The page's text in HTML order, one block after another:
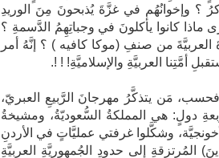
؟ وإخوانُهُم في غزَّةَ يُذبحونَ مِنَ الوريدِ
ماذا كانوا يأكلونَ في وجباتِهِمُ الدَّسمةِ ؟
العربيَّةَ من صنفِ (موكا كافيه ) ؟ إنَّهُ أمر
أمَّتِنا العربيَّةِ والإسلاميَّةِ! ! !.
فحسب، مَن يتذكَّرُ مهرجانَ الرَّبيعِ العبريّ،
دولٍ: هي المملكةُ السُّعوديّةُ، ومشيخةُ
وشكَّلوا غرفتي عمليَّاتٍ في الأردنِ
المُرتزقةِ إلى حدودِ الجُمهوريَّةِ العربيَّةِ